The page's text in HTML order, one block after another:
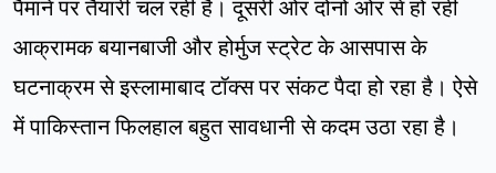
पैमाने पर तैयारी चल रही है। दूसरी ओर दोनों ओर से हो रही
आक्रामक बयानबाजी और होर्मुज स्ट्रेट के आसपास के
घटनाक्रम से इस्लामाबाद टॉक्स पर संकट पैदा हो रहा है। ऐसे
में पाकिस्तान फिलहाल बहुत सावधानी से कदम उठा रहा है।